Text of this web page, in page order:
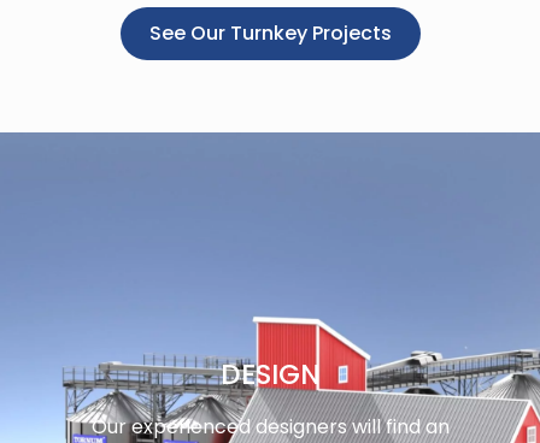
See Our Turnkey Projects
DESIGN
Our experienced designers will find an